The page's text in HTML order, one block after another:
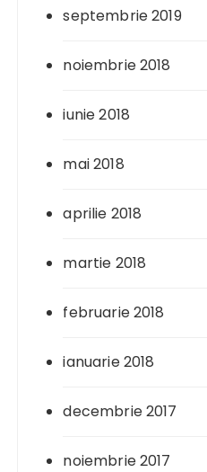
septembrie 2019
noiembrie 2018
iunie 2018
mai 2018
aprilie 2018
martie 2018
februarie 2018
ianuarie 2018
decembrie 2017
noiembrie 2017